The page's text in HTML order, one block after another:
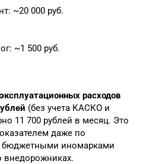
~20 000 руб.
~1 500 руб.
расходов
(без учета КАСКО и
11 700 рублей в месяц. Это
даже по
иномарками
внедорожниках.